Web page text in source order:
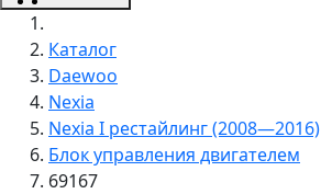
Каталог
Daewoo
Nexia
Nexia I рестайлинг (2008—2016)
Блок управления двигателем
69167